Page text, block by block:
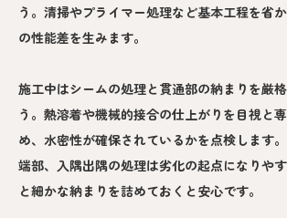
う。清掃やプライマー処理など基本工程を省
の性能差を生みます。
施工中はシームの処理と貫通部の納まりを厳
う。熱溶着や機械的接合の仕上がりを目視と
め、水密性が確保されているかを点検します
端部、入隅出隅の処理は劣化の起点になりや
と細かな納まりを詰めておくと安心です。